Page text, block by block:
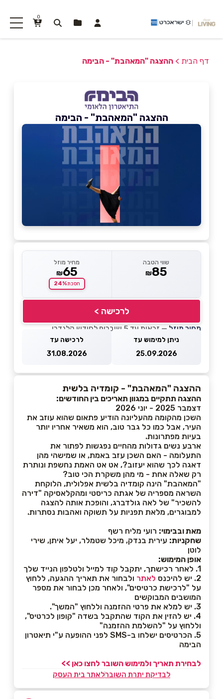
0
דף הבית > ההצגה "המאהבת" - הבימה
ההצגה "המאהבת" - הבימה
שווי הטבה
₪85
מחיר מוזל
₪65
חסכת24%
לרכישה >
מחיר מוזל — זכאות עד 5 שוברים לחודש קלנדרי
ניתן למימוש עד
25.09.2026
לרכישה עד
31.08.2026
ההצגה "המאהבת" - קומדיה בלשית
ההצגה תתקיים במגוון תאריכים בין החודשים:
דצמבר 2025 - יוני 2026
השכן מהקומה מהעליונה הודיע פתאום שהוא עוזב את
העיר, אבל כמו כל גבר טוב, הוא משאיר אחריו יותר
בעיות מפתרונות.
ארבע נשים גדולות מהחיים נפגשות לפתור את
התעלומה - האם השכן עזב באמת, או שמישהי מהן
דאגה לכך שהוא יעזוב?, אט אט האמת נחשפת ונותרת
רק שאלה אחת - מי מהן משקרת הכי טוב?
"המאהבת" הינה קומדיה בלשית אפלולית, הלוקחת
השראה מספריה של אגתה כריסטי ומהקלאסיקה "דירה
להשכיר" של לאה גולדברג, והופכת אותה להצגה
למבוגרים, מלאת תפניות על תשוקה ואהבות נסתרות.
מאת ובבימוי: רועי מליח רשף
שחקניות: עירית בנדק, מיכל שטמלר, יעל איתן, שירי
לוטן
אופן המימוש:
1. לאחר רכישתך, יתקבל קוד למייל ולטלפון הנייד שלך
2. יש להיכנס
לאתר ולבחור את תאריך ההגעה, ללחוץ
על "לרכישת כרטיסים", ולאחר מכן לבחור את מספר
המושבים המבוקשים
3. יש למלא את פרטי ההזמנה וללחוץ "המשך".
4. יש להזין את הקוד שהתקבל בשדה "קופון לכרטיס",
וללחוץ על "להשלמת ההזמנה"
5. הכרטיסים ישלחו ב-SMS לפני ההופעה ע"י תיאטרון
הבימה
לבחירת תאריך ולמימוש השובר לחצו כאן >>
לבדיקת יתרת השוברלאתר בית העסק